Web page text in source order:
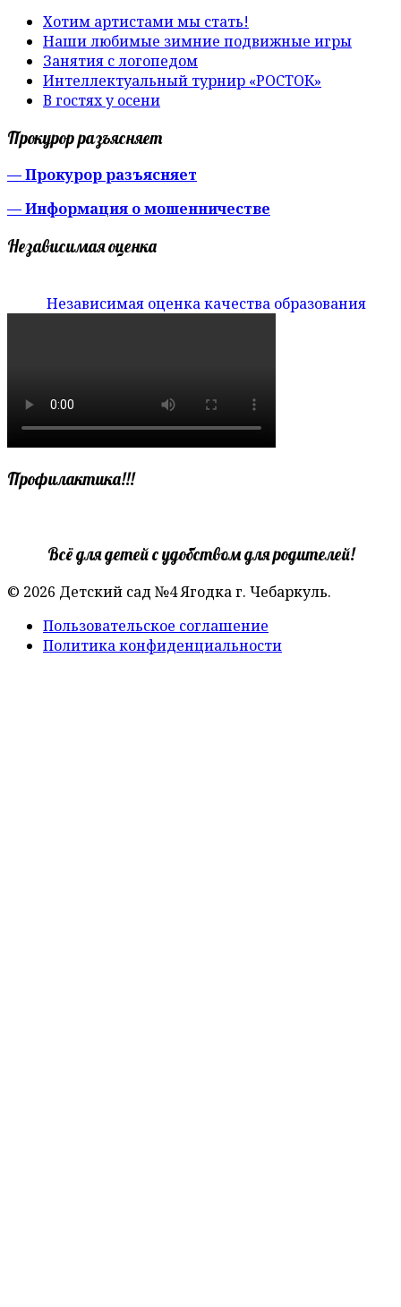
Хотим артистами мы стать!
Наши любимые зимние подвижные игры
Занятия с логопедом
Интеллектуальный турнир «РОСТОК»
В гостях у осени
Прокурор разъясняет
— Прокурор разъясняет
— Информация о мошенничестве
Независимая оценка
Независимая оценка качества образования
Профилактика!!!
Всё для детей с удобством для родителей!
© 2026 Детский сад №4 Ягодка г. Чебаркуль.
Пользовательское соглашение
Политика конфиденциальности